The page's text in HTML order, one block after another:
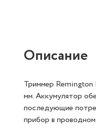
Описание
Триммер Remington
мм. Аккумулятор
последующие
прибор в